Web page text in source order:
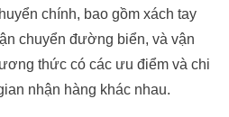
chính, bao gồm xách tay
chuyển đường biển, và vận
thức có các ưu điểm và chi
nhận hàng khác nhau.